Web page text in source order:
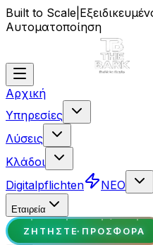
Built to Scale
Αυτοματοποίηση
Αρχική
Υπηρεσίες
Λύσεις
Κλάδοι
Digitalpflichten
ΝΕΟ
Εταιρεία
ΖΗΤΉΣΤΕ ΠΡΟΣΦΟΡΆ